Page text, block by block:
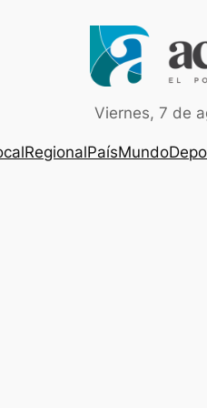
Viernes, 7 de
RegionalPaísMundo